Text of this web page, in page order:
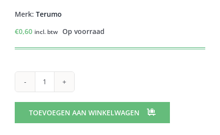
Merk: Terumo
€0,60 incl. btw Op voorraad
TERUMO
21G
GROEN
TOEVOEGEN AAN WINKELWAGEN